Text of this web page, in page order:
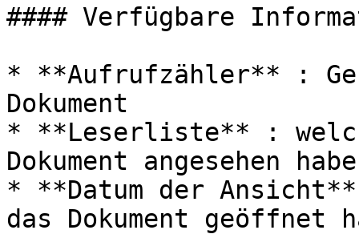
#### Verfügbare
* **Aufrufzähler** :
Dokument
* **Leserliste** :
Dokument angesehen
* **Datum der
das Dokument geöffnet